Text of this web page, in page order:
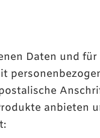
Daten und für
anbieten